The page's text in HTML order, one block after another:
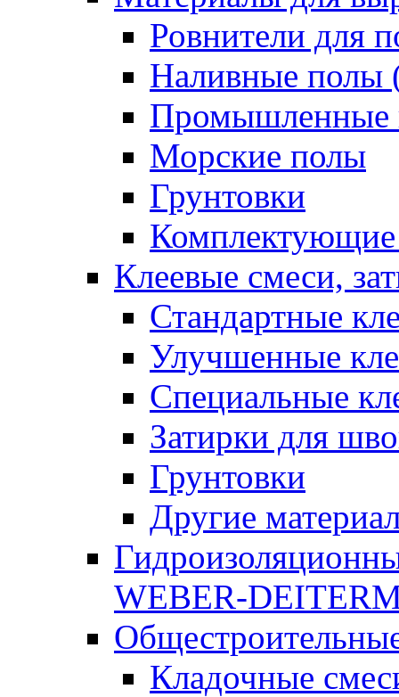
Ровнители для
Наливные полы
Промышленные
Морские полы
Грунтовки
Клеевые смеси,
Стандартные
Улучшенные
Специальные
Затирки для
Грунтовки
Другие
WEBER-
Кладочные